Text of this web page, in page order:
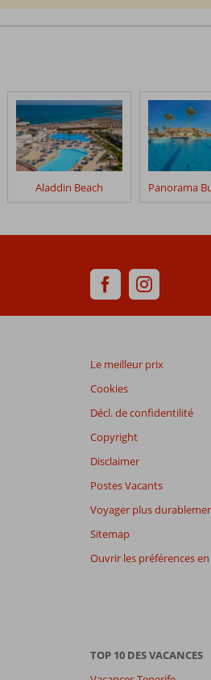
Aladdin Beach
Le meilleur prix
Cookies
Décl. de confidentilité
Copyright
Disclaimer
Postes Vacants
Voyager plus
Sitemap
Ouvrir les préférences
TOP 10 DES VACANCES